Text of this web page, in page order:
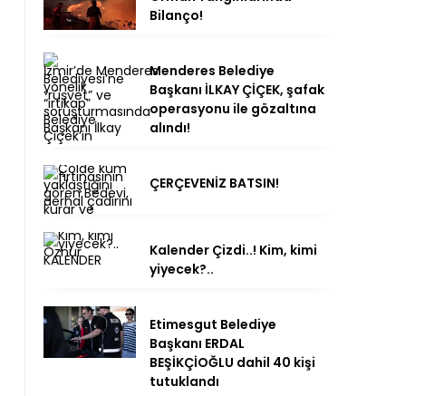
Bilanço!
Menderes Belediye
Başkanı İLKAY ÇİÇEK, şafak
operasyonu ile gözaltına
alındı!
ÇERÇEVENİZ BATSIN!
Kalender Çizdi..! Kim, kimi
yiyecek?..
Etimesgut Belediye
Başkanı ERDAL
BEŞİKÇİOĞLU dahil 40 kişi
tutuklandı